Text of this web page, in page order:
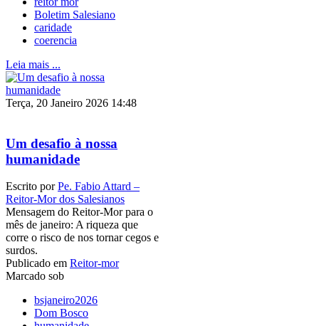
Boletim Salesiano
caridade
coerencia
Leia mais ...
Terça, 20 Janeiro 2026 14:48
Um desafio à nossa
humanidade
Escrito porPe. Fabio Attard –
Reitor-Mor dos Salesianos
Mensagem do Reitor-Mor para o
mês de janeiro: A riqueza que
corre o risco de nos tornar cegos e
surdos.
Publicado em Reitor-mor
Marcado sob
bsjaneiro2026
Dom Bosco